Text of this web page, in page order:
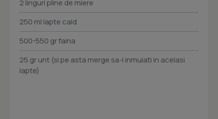
2 linguri pline de miere
250 ml lapte cald
500-550 gr faina
25 gr unt (si pe asta merge sa-l inmuiati in acelasi
lapte)